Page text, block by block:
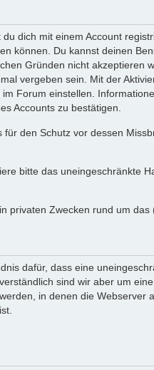
dich mit einem Account
können. Du kannst deinen
Gründen nicht akzeptieren
vergeben sein. Mit der
Forum einstellen.
Accounts zu bestätigen.
den Schutz vor dessen
bitte das uneingeschränkte
privaten Zwecken rund um das
dafür, dass eine
sind wir aber um
in denen die Webserver